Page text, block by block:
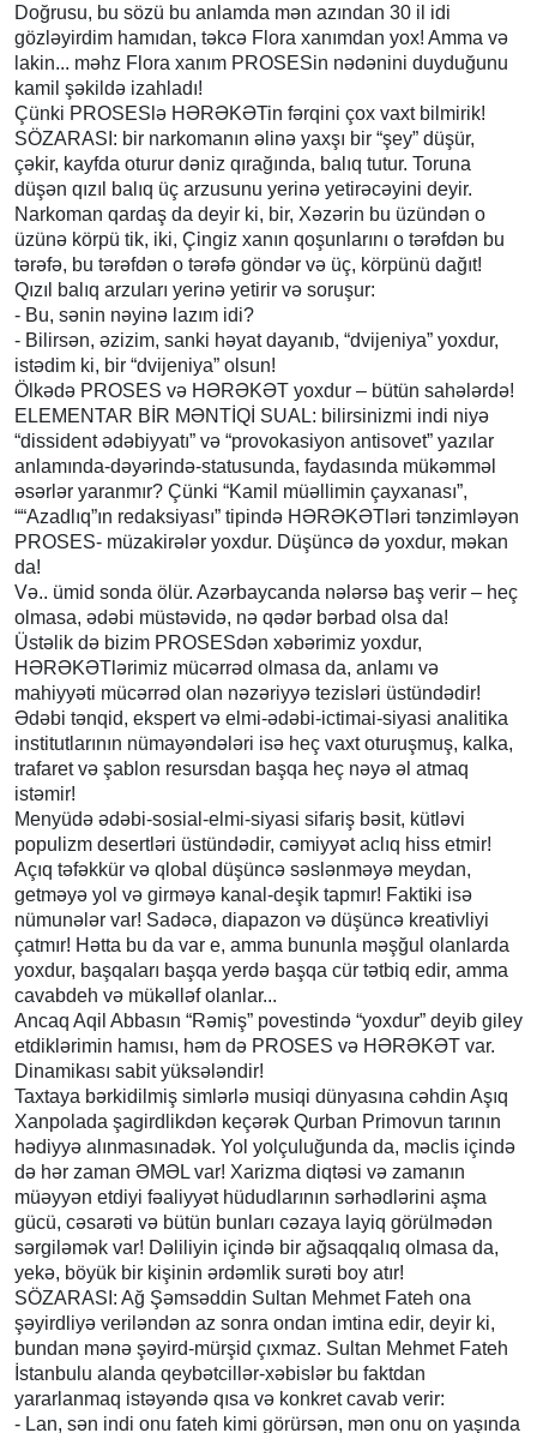
Doğrusu, bu sözü bu anlamda mən azından 30 il idi
gözləyirdim hamıdan, təkcə Flora xanımdan yox! Amma və
lakin... məhz Flora xanım PROSESin nədənini duyduğunu
kamil şəkildə izahladı!
Çünki PROSESlə HƏRƏKƏTin fərqini çox vaxt bilmirik!
SÖZARASI: bir narkomanın əlinə yaxşı bir “şey” düşür,
çəkir, kayfda oturur dəniz qırağında, balıq tutur. Toruna
düşən qızıl balıq üç arzusunu yerinə yetirəcəyini deyir.
Narkoman qardaş da deyir ki, bir, Xəzərin bu üzündən o
üzünə körpü tik, iki, Çingiz xanın qoşunlarını o tərəfdən bu
tərəfə, bu tərəfdən o tərəfə göndər və üç, körpünü dağıt!
Qızıl balıq arzuları yerinə yetirir və soruşur:
- Bu, sənin nəyinə lazım idi?
- Bilirsən, əzizim, sanki həyat dayanıb, “dvijeniya” yoxdur,
istədim ki, bir “dvijeniya” olsun!
Ölkədə PROSES və HƏRƏKƏT yoxdur – bütün sahələrdə!
ELEMENTAR BİR MƏNTİQİ SUAL: bilirsinizmi indi niyə
“dissident ədəbiyyatı” və “provokasiyon antisovet” yazılar
anlamında-dəyərində-statusunda, faydasında mükəmməl
əsərlər yaranmır? Çünki “Kamil müəllimin çayxanası”,
““Azadlıq”ın redaksiyası” tipində HƏRƏKƏTləri tənzimləyən
PROSES- müzakirələr yoxdur. Düşüncə də yoxdur, məkan
da!
Və.. ümid sonda ölür. Azərbaycanda nələrsə baş verir – heç
olmasa, ədəbi müstəvidə, nə qədər bərbad olsa da!
Üstəlik də bizim PROSESdən xəbərimiz yoxdur,
HƏRƏKƏTlərimiz mücərrəd olmasa da, anlamı və
mahiyyəti mücərrəd olan nəzəriyyə tezisləri üstündədir!
Ədəbi tənqid, ekspert və elmi-ədəbi-ictimai-siyasi analitika
institutlarının nümayəndələri isə heç vaxt oturuşmuş, kalka,
trafaret və şablon resursdan başqa heç nəyə əl atmaq
istəmir!
Menyüdə ədəbi-sosial-elmi-siyasi sifariş bəsit, kütləvi
populizm desertləri üstündədir, cəmiyyət aclıq hiss etmir!
Açıq təfəkkür və qlobal düşüncə səslənməyə meydan,
getməyə yol və girməyə kanal-deşik tapmır! Faktiki isə
nümunələr var! Sadəcə, diapazon və düşüncə kreativliyi
çatmır! Hətta bu da var e, amma bununla məşğul olanlarda
yoxdur, başqaları başqa yerdə başqa cür tətbiq edir, amma
cavabdeh və mükəlləf olanlar...
Ancaq Aqil Abbasın “Rəmiş” povestində “yoxdur” deyib giley
etdiklərimin hamısı, həm də PROSES və HƏRƏKƏT var.
Dinamikası sabit yüksələndir!
Taxtaya bərkidilmiş simlərlə musiqi dünyasına cəhdin Aşıq
Xanpolada şagirdlikdən keçərək Qurban Primovun tarının
hədiyyə alınmasınadək. Yol yolçuluğunda da, məclis içində
də hər zaman ƏMƏL var! Xarizma diqtəsi və zamanın
müəyyən etdiyi fəaliyyət hüdudlarının sərhədlərini aşma
gücü, cəsarəti və bütün bunları cəzaya layiq görülmədən
sərgiləmək var! Dəliliyin içində bir ağsaqqalıq olmasa da,
yekə, böyük bir kişinin ərdəmlik surəti boy atır!
SÖZARASI: Ağ Şəmsəddin Sultan Mehmet Fateh ona
şəyirdliyə veriləndən az sonra ondan imtina edir, deyir ki,
bundan mənə şəyird-mürşid çıxmaz. Sultan Mehmet Fateh
İstanbulu alanda qeybətcillər-xəbislər bu faktdan
yararlanmaq istəyəndə qısa və konkret cavab verir:
- Lan, sən indi onu fateh kimi görürsən, mən onu on yaşında